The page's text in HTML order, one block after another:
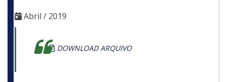
Abril / 2019
DOWNLOAD ARQUIVO